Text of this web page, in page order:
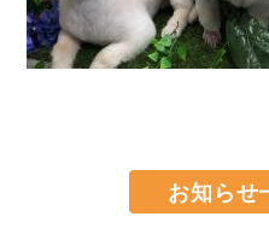
お知らせ